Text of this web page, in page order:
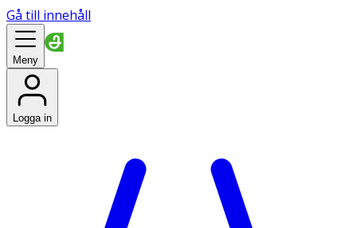
Gå till innehåll
Meny
Logga in